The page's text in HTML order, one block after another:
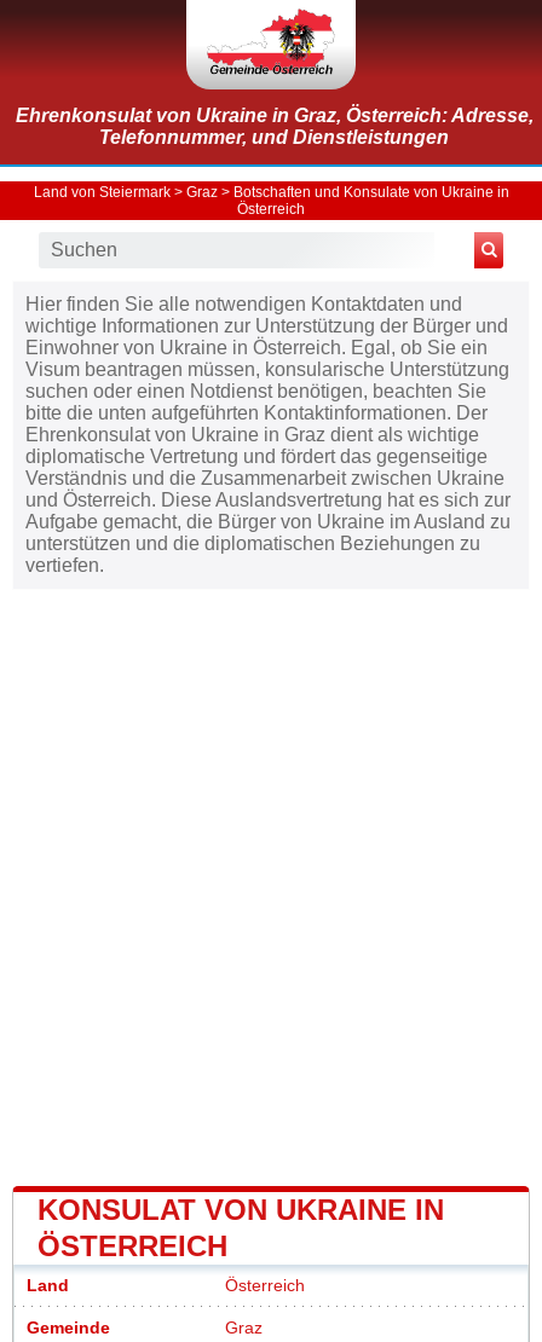
Ehrenkonsulat von Ukraine in Graz, Österreich: Adresse,
Telefonnummer, und Dienstleistungen
Land von Steiermark> Graz> Botschaften und Konsulate von Ukraine in
Österreich
Hier finden Sie alle notwendigen Kontaktdaten und
wichtige Informationen zur Unterstützung der Bürger und
Einwohner von Ukraine in Österreich. Egal, ob Sie ein
Visum beantragen müssen, konsularische Unterstützung
suchen oder einen Notdienst benötigen, beachten Sie
bitte die unten aufgeführten Kontaktinformationen. Der
Ehrenkonsulat von Ukraine in Graz dient als wichtige
diplomatische Vertretung und fördert das gegenseitige
Verständnis und die Zusammenarbeit zwischen Ukraine
und Österreich. Diese Auslandsvertretung hat es sich zur
Aufgabe gemacht, die Bürger von Ukraine im Ausland zu
unterstützen und die diplomatischen Beziehungen zu
vertiefen.
KONSULAT VON UKRAINE IN
ÖSTERREICH
Land Österreich
Gemeinde Graz